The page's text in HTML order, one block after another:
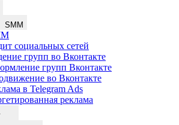
SMM
социальных сетей
групп во Вконтакте
групп Вконтакте
во Вконтакте
в Telegram Ads
реклама